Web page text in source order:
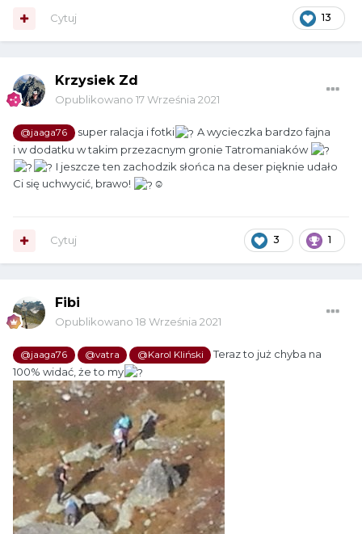
13
Cytuj
Krzysiek Zd
Opublikowano 17 Września 2021
@jaaga76 super ralacja i fotki
A wycieczka bardzo fajna
i w dodatku w takim przezacnym gronie Tatromaniaków
I jeszcze ten zachodzik słońca na deser pięknie udało
Ci się uchwycić, brawo!
☺
3 1
Cytuj
Fibi
Opublikowano 18 Września 2021
@jaaga76 @vatra @Karol Kliński
Teraz to już chyba na
100% widać, że to my